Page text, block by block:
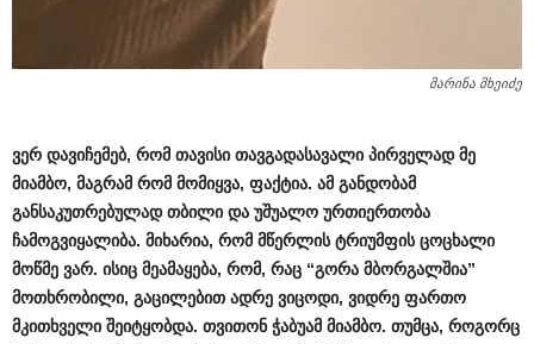
მარინა მხეიძე
ვერ დავიჩემებ, რომ თავისი თავგადასავალი პირველად მე
მიამბო, მაგრამ რომ მომიყვა, ფაქტია. ამ განდობამ
განსაკუთრებულად თბილი და უშუალო ურთიერთობა
ჩამოგვიყალიბა. მიხარია, რომ მწერლის ტრიუმფის ცოცხალი
მოწმე ვარ. ისიც მეამაყება, რომ, რაც “გორა მბორგალშია”
მოთხრობილი, გაცილებით ადრე ვიცოდი, ვიდრე ფართო
მკითხველი შეიტყობდა. თვითონ ჭაბუამ მიამბო. თუმცა, როგორც